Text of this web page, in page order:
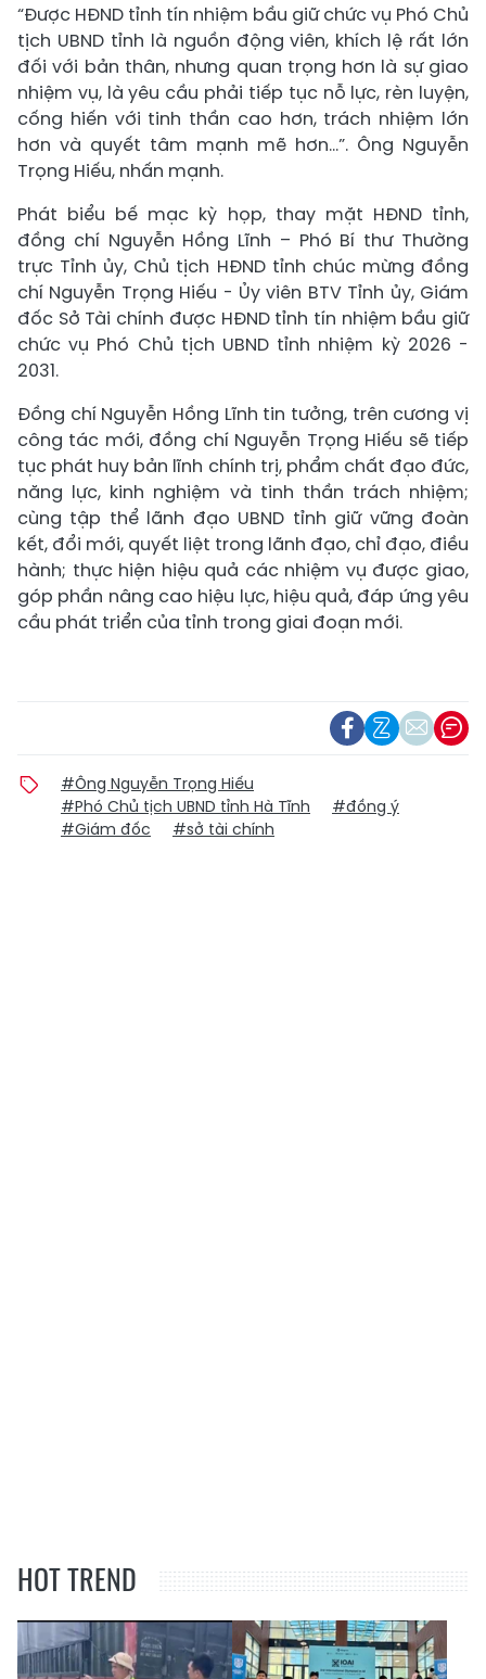
“Được HĐND tỉnh tín nhiệm bầu giữ chức vụ Phó Chủ
tịch UBND tỉnh là nguồn động viên, khích lệ rất lớn
đối với bản thân, nhưng quan trọng hơn là sự giao
nhiệm vụ, là yêu cầu phải tiếp tục nỗ lực, rèn luyện,
cống hiến với tinh thần cao hơn, trách nhiệm lớn
hơn và quyết tâm mạnh mẽ hơn…”. Ông Nguyễn
Trọng Hiếu, nhấn mạnh.
Phát biểu bế mạc kỳ họp, thay mặt HĐND tỉnh,
đồng chí Nguyễn Hồng Lĩnh – Phó Bí thư Thường
trực Tỉnh ủy, Chủ tịch HĐND tỉnh chúc mừng đồng
chí Nguyễn Trọng Hiếu - Ủy viên BTV Tỉnh ủy, Giám
đốc Sở Tài chính được HĐND tỉnh tín nhiệm bầu giữ
chức vụ Phó Chủ tịch UBND tỉnh nhiệm kỳ 2026 -
2031.
Đồng chí Nguyễn Hồng Lĩnh tin tưởng, trên cương vị
công tác mới, đồng chí Nguyễn Trọng Hiếu sẽ tiếp
tục phát huy bản lĩnh chính trị, phẩm chất đạo đức,
năng lực, kinh nghiệm và tinh thần trách nhiệm;
cùng tập thể lãnh đạo UBND tỉnh giữ vững đoàn
kết, đổi mới, quyết liệt trong lãnh đạo, chỉ đạo, điều
hành; thực hiện hiệu quả các nhiệm vụ được giao,
góp phần nâng cao hiệu lực, hiệu quả, đáp ứng yêu
cầu phát triển của tỉnh trong giai đoạn mới.
#Ông Nguyễn Trọng Hiếu
#Phó Chủ tịch UBND tỉnh Hà Tĩnh
#đồng ý
#Giám đốc
#sở tài chính
HOT TREND